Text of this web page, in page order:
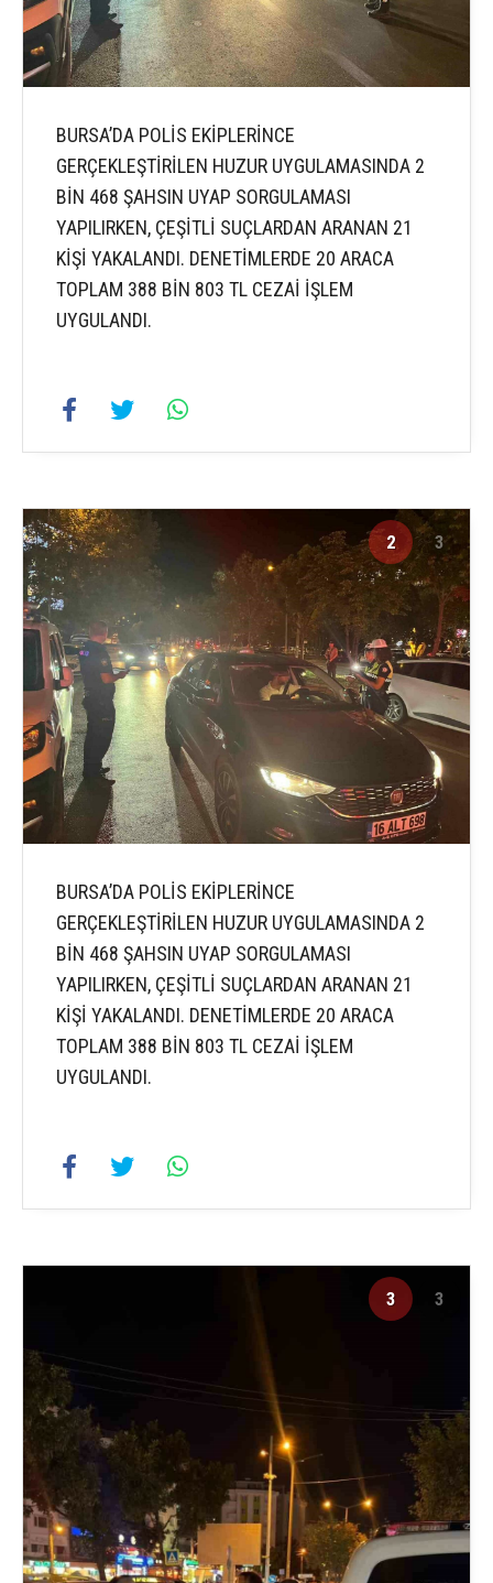
BURSA’DA POLİS EKİPLERİNCE
GERÇEKLEŞTİRİLEN HUZUR UYGULAMASINDA 2
BİN 468 ŞAHSIN UYAP SORGULAMASI
YAPILIRKEN, ÇEŞİTLİ SUÇLARDAN ARANAN 21
KİŞİ YAKALANDI. DENETİMLERDE 20 ARACA
TOPLAM 388 BİN 803 TL CEZAİ İŞLEM
UYGULANDI.
2 3
BURSA’DA POLİS EKİPLERİNCE
GERÇEKLEŞTİRİLEN HUZUR UYGULAMASINDA 2
BİN 468 ŞAHSIN UYAP SORGULAMASI
YAPILIRKEN, ÇEŞİTLİ SUÇLARDAN ARANAN 21
KİŞİ YAKALANDI. DENETİMLERDE 20 ARACA
TOPLAM 388 BİN 803 TL CEZAİ İŞLEM
UYGULANDI.
3 3